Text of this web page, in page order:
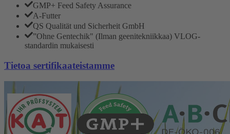
GMP+ Feed Safety Assurance
A-Futter
QS Qualität und Sicherheit GmbH
”Ohne Gentechik" (Ilman geenitekniikkaa) VLOG-
standardin mukaisesti
Tietoa sertifikaateistamme